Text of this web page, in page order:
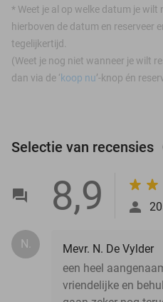
* Weet je al op welke datum je wilt
hierboven de datum en reserveer
tegelijkertijd.
(Weet je nog niet wanneer je wilt
dan via de ‘koop nu’-knop én
Selectie van recensies
8,9
N.
Mevr. N. De Vylder
een heel
vriendelijke en